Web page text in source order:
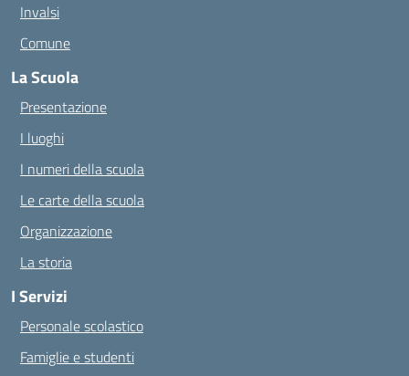
Invalsi
Comune
La Scuola
Presentazione
I luoghi
I numeri della scuola
Le carte della scuola
Organizzazione
La storia
I Servizi
Personale scolastico
Famiglie e studenti